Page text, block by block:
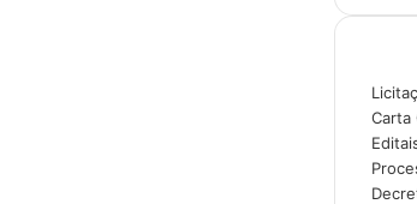
i
o
s
e
u
e
Carta